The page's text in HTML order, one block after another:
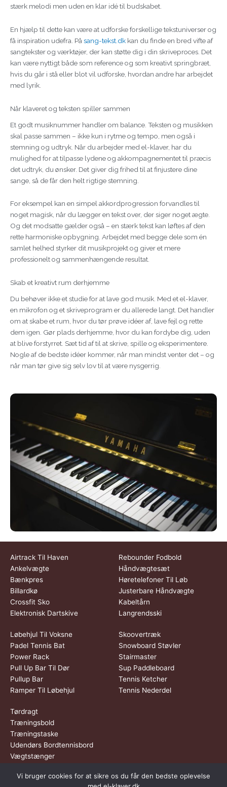
stærk melodi men uden en klar idé til budskabet.
En hjælp til dette kan være at udforske forskellige tekstuniverser og
få inspiration udefra. På sang-tekst.dk kan du finde en bred vifte af
sangtekster og værktøjer, der kan støtte dig i din skriveproces. Det
kan være nyttigt både som reference og som kreativt springbræt,
hvis du går i stå eller blot vil udforske, hvordan andre har arbejdet
med lyrik.
Når klaveret og teksten spiller sammen
Et godt musiknummer handler om balance. Teksten og musikken
skal passe sammen – ikke kun i rytme og tempo, men også i
stemning og udtryk. Når du arbejder med el-klaver, har du
mulighed for at tilpasse lydene og akkompagnementet til præcis
det udtryk, du ønsker. Det giver dig frihed til at finjustere dine
sange, så de får den helt rigtige stemning.
For eksempel kan en simpel akkordprogression forvandles til
noget magisk, når du lægger en tekst over, der siger noget ægte.
Og det modsatte gælder også – en stærk tekst kan løftes af den
rette harmoniske opbygning. Arbejdet med begge dele som én
samlet helhed styrker dit musikprojekt og giver et mere
professionelt og sammenhængende resultat.
Skab et kreativt rum derhjemme
Du behøver ikke et studie for at lave god musik. Med et el-klaver,
en mikrofon og et skriveprogram er du allerede langt. Det handler
om at skabe et rum, hvor du tør prøve idéer af, lave fejl og rette
dem igen. Gør plads derhjemme, hvor du kan fordybe dig, uden
at blive forstyrret. Sæt tid af til at skrive, spille og eksperimentere.
Nogle af de bedste idéer kommer, når man mindst venter det – og
når man tør give sig selv lov til at være nysgerrig.
Airtrack Til Haven
Ankelvægte
Bænkpres
Billardkø
Crossfit Sko
Elektronisk Dartskive
Rebounder Fodbold
Håndvægtesæt
Høretelefoner Til Løb
Justerbare Håndvægte
Kabeltårn
Langrendsski
Løbehjul Til Voksne
Padel Tennis Bat
Power Rack
Pull Up Bar Til Dør
Pullup Bar
Ramper Til Løbehjul
Skoovertræk
Snowboard Støvler
Stairmaster
Sup Paddleboard
Tennis Ketcher
Tennis Nederdel
Tørdragt
Træningsbold
Træningstaske
Udendørs Bordtennisbord
Vægtstænger
Dette medie ejes og drives af Tropic Traffic LLC-FZ | The Meydan
Vi bruger cookies for at sikre os du får den bedste oplevelse